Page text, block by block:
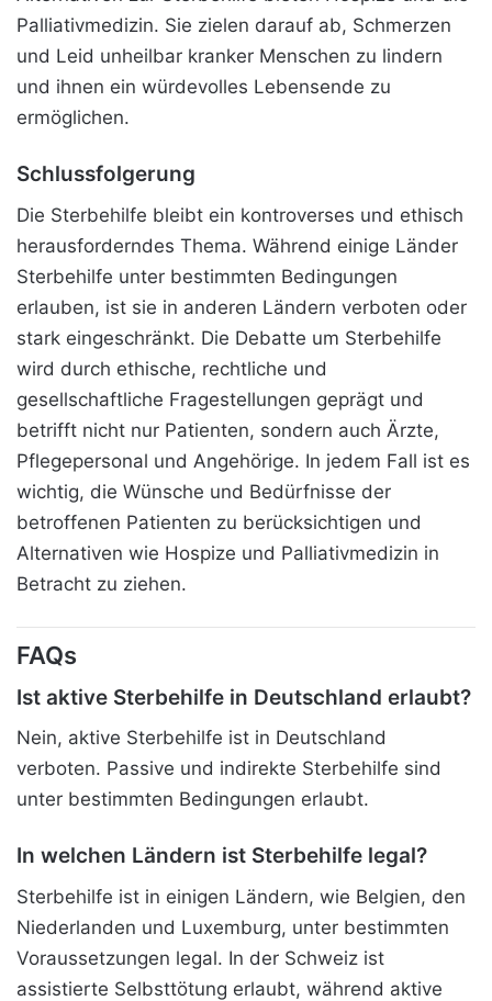
Palliativmedizin. Sie zielen darauf ab, Schmerzen
und Leid unheilbar kranker Menschen zu lindern
und ihnen ein würdevolles Lebensende zu
ermöglichen.
Schlussfolgerung
Die Sterbehilfe bleibt ein kontroverses und ethisch
herausforderndes Thema. Während einige Länder
Sterbehilfe unter bestimmten Bedingungen
erlauben, ist sie in anderen Ländern verboten oder
stark eingeschränkt. Die Debatte um Sterbehilfe
wird durch ethische, rechtliche und
gesellschaftliche Fragestellungen geprägt und
betrifft nicht nur Patienten, sondern auch Ärzte,
Pflegepersonal und Angehörige. In jedem Fall ist es
wichtig, die Wünsche und Bedürfnisse der
betroffenen Patienten zu berücksichtigen und
Alternativen wie Hospize und Palliativmedizin in
Betracht zu ziehen.
FAQs
Ist aktive Sterbehilfe in Deutschland erlaubt?
Nein, aktive Sterbehilfe ist in Deutschland
verboten. Passive und indirekte Sterbehilfe sind
unter bestimmten Bedingungen erlaubt.
In welchen Ländern ist Sterbehilfe legal?
Sterbehilfe ist in einigen Ländern, wie Belgien, den
Niederlanden und Luxemburg, unter bestimmten
Voraussetzungen legal. In der Schweiz ist
assistierte Selbsttötung erlaubt, während aktive